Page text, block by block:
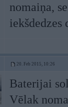
nomaiņa,
iekšdedzes
20. Feb 2015, 10:26
Baterijai
Vēlak